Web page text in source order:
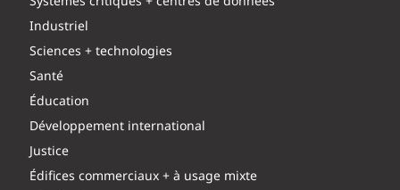
Industriel
Sciences + technologies
Santé
Éducation
Développement international
Justice
Édifices commerciaux + à usage mixte